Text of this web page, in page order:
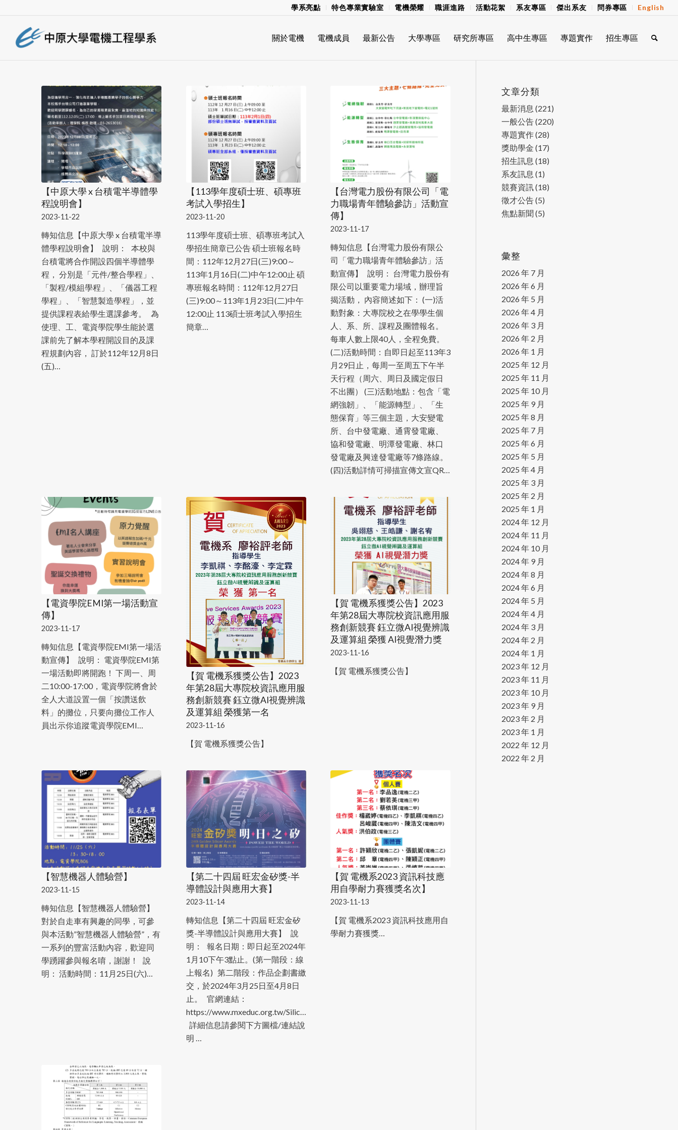
學系亮點 特色專業實驗室 電機榮耀 職涯進路 活動花絮 系友專區 傑出系友 問券專區 English
關於電機 電機成員 最新公告 大學專區 研究所專區 高中生專區 專題實作 招生專區
【中原大學 x 台積電半導體學
程說明會】
2023-11-22
轉知信息【中原大學 x 台積電半導
體學程說明會】 說明： 本校與
台積電將合作開設四個半導體學
程， 分別是「元件/整合學程」、
「製程/模組學程」、「儀器工程
學程」、「智慧製造學程」，並
提供課程表給學生選課參考。 為
使理、工、電資學院學生能於選
課前先了解本學程開設目的及課
程規劃內容， 訂於112年12月8日
(五)…
【113學年度碩士班、碩專班
考試入學招生】
2023-11-20
113學年度碩士班、碩專班考試入
學招生簡章已公告 碩士班報名時
間：112年12月27日(三)9:00～
113年1月16日(二)中午12:00止 碩
專班報名時間：112年12月27日
(三)9:00～113年1月23日(二)中午
12:00止 113碩士班考試入學招生
簡章…
【台灣電力股份有限公司「電
力職場青年體驗參訪」活動宣
傳】
2023-11-17
轉知信息【台灣電力股份有限公
司「電力職場青年體驗參訪」活
動宣傳】 說明： 台灣電力股份有
限公司以重要電力場域，辦理旨
揭活動， 內容簡述如下： (一)活
動對象：大專院校之在學學生個
人、系、所、課程及團體報名。
每車人數上限40人，全程免費。
(二)活動時間：自即日起至113年3
月29日止，每周一至周五下午半
天行程（周六、周日及國定假日
不出團） (三)活動地點：包含「電
網強韌」、「能源轉型」、「生
態保育」等三個主題，大安變電
所、台中發電廠、通霄發電廠、
協和發電廠、明潭發電廠、林口
發電廠及興達發電廠等7條路線。
(四)活動詳情可掃描宣傳文宣QR…
【電資學院EMI第一場活動宣
傳】
2023-11-17
轉知信息【電資學院EMI第一場活
動宣傳】 說明： 電資學院EMI第
一場活動即將開跑！ 下周一、周
二10:00-17:00，電資學院將會於
全人大道設置一個「按讚送飲
料」的攤位，只要向攤位工作人
員出示你追蹤電資學院EMI…
【賀 電機系獲獎公告】2023
年第28屆大專院校資訊應用服
務創新競賽 鈺立微AI視覺辨識
及運算組 榮獲第一名
2023-11-16
【賀 電機系獲獎公告】
【賀 電機系獲獎公告】2023
年第28屆大專院校資訊應用服
務創新競賽 鈺立微AI視覺辨識
及運算組 榮獲 AI視覺潛力獎
2023-11-16
【賀 電機系獲獎公告】
【智慧機器人體驗營】
2023-11-15
轉知信息【智慧機器人體驗營】
對於自走車有興趣的同學，可參
與本活動”智慧機器人體驗營”，有
一系列的豐富活動內容，歡迎同
學踴躍參與報名唷，謝謝！ 說
明： 活動時間：11月25日(六)…
【第二十四屆 旺宏金矽獎-半
導體設計與應用大賽】
2023-11-14
轉知信息【第二十四屆 旺宏金矽
獎-半導體設計與應用大賽】 說
明： 報名日期：即日起至2024年
1月10下午3點止。(第一階段：線
上報名) 第二階段：作品企劃書繳
交，於2024年3月25日至4月8日
止。 官網連結：
https://www.mxeduc.org.tw/SiliconAwards/#gsc.tab=0
詳細信息請參閱下方圖檔/連結說
明 …
【賀 電機系2023 資訊科技應
用自學耐力賽獲獎名次】
2023-11-13
【賀 電機系2023 資訊科技應用自
學耐力賽獲獎…
文章分類
最新消息 (221)
一般公告(220)
專題實作(28)
獎助學金 (17)
招生訊息 (18)
系友訊息 (1)
競賽資訊(18)
徵才公告(5)
焦點新聞 (5)
彙整
2026 年 7 月
2026 年 6 月
2026 年 5 月
2026 年 4 月
2026 年 3 月
2026 年 2 月
2026 年 1 月
2025 年 12 月
2025 年 11 月
2025 年 10 月
2025 年 9 月
2025 年 8 月
2025 年 7 月
2025 年 6 月
2025 年 5 月
2025 年 4 月
2025 年 3 月
2025 年 2 月
2025 年 1 月
2024 年 12 月
2024 年 11 月
2024 年 10 月
2024 年 9 月
2024 年 8 月
2024 年 6 月
2024 年 5 月
2024 年 4 月
2024 年 3 月
2024 年 2 月
2024 年 1 月
2023 年 12 月
2023 年 11 月
2023 年 10 月
2023 年 9 月
2023 年 2 月
2023 年 1 月
2022 年 12 月
2022 年 2 月